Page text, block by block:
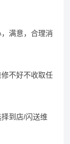
满意，合理消
不好不收取任
到店/闪送维